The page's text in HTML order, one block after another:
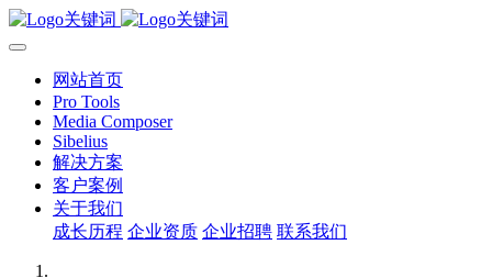
网站首页
Pro Tools
Media Composer
Sibelius
解决方案
客户案例
关于我们
成长历程 企业资质 企业招聘 联系我们